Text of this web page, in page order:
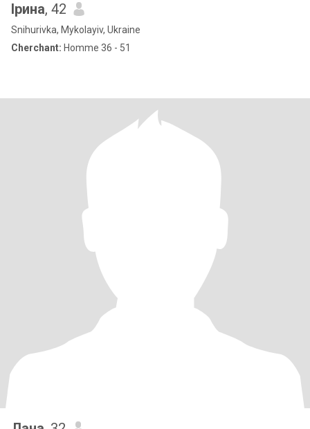
Ірина, 42
Snihurivka, Mykolayiv, Ukraine
Cherchant: Homme 36 - 51